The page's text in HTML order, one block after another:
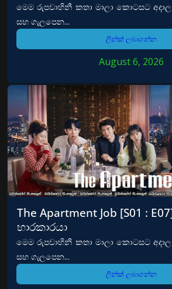
මෙම රුපවාහිනී කතා මාලා කොටසට
සහ ගැලපෙන...
ලින්ක් ලබාගන්න
August 6, 2026
The Apartment Job [S01 :
භාරකාරයා
මෙම රුපවාහිනී කතා මාලා කොටසට
සහ ගැලපෙන...
ලින්ක් ලබාගන්න